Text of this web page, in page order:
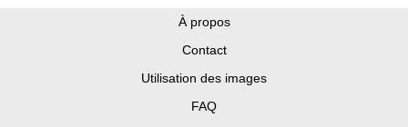
À propos
Contact
Utilisation des images
FAQ